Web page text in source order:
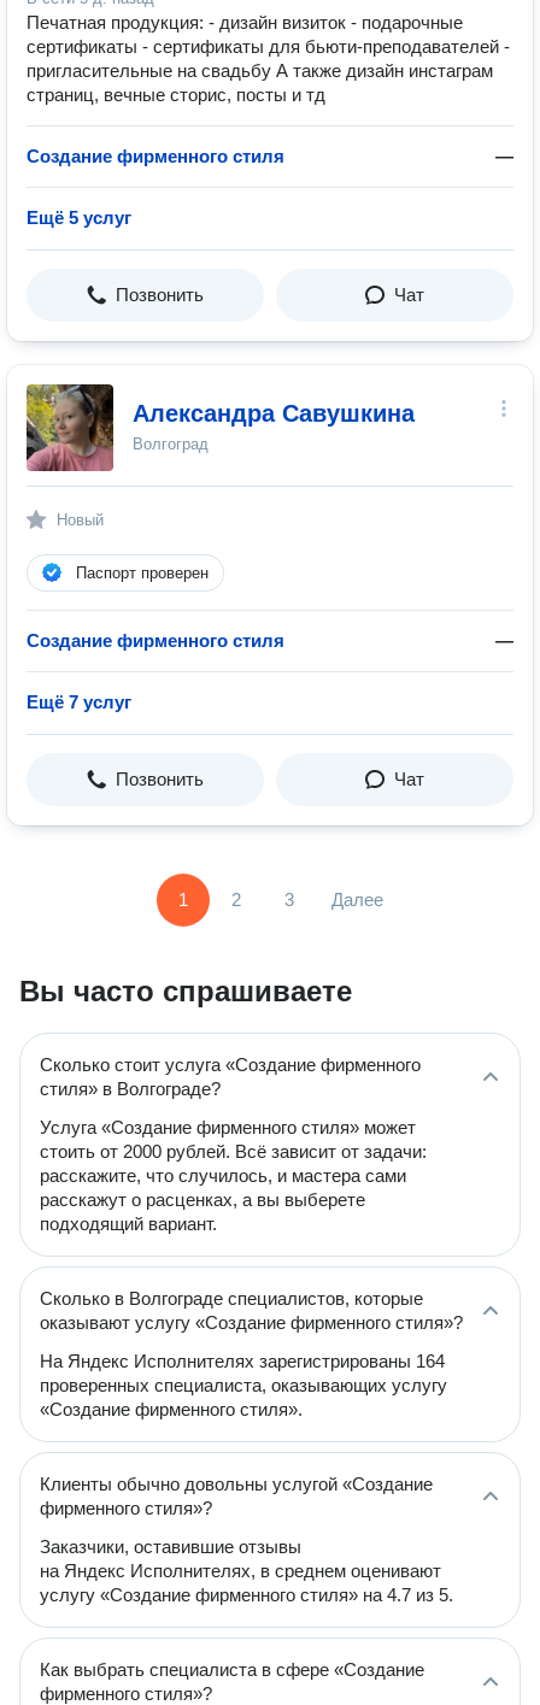
Печатная продукция: - дизайн визиток - подарочные
сертификаты - сертификаты для бьюти-преподавателей -
пригласительные на свадьбу А также дизайн инстаграм
страниц, вечные сторис, посты и тд
Создание фирменного стиля —
Ещё 5 услуг
Позвонить Чат
Александра Савушкина
Волгоград
Новый
Паспорт проверен
Создание фирменного стиля —
Ещё 7 услуг
Позвонить Чат
1 2 3 Далее
Вы часто спрашиваете
Сколько стоит услуга «Создание фирменного
стиля» в Волгограде?
Услуга «Создание фирменного стиля» может
стоить от 2000 рублей. Всё зависит от задачи:
расскажите, что случилось, и мастера сами
расскажут о расценках, а вы выберете
подходящий вариант.
Сколько в Волгограде специалистов, которые
оказывают услугу «Создание фирменного стиля»?
На Яндекс Исполнителях зарегистрированы 164
проверенных специалиста, оказывающих услугу
«Создание фирменного стиля».
Клиенты обычно довольны услугой «Создание
фирменного стиля»?
Заказчики, оставившие отзывы
на Яндекс Исполнителях, в среднем оценивают
услугу «Создание фирменного стиля» на 4.7 из 5.
Как выбрать специалиста в сфере «Создание
фирменного стиля»?